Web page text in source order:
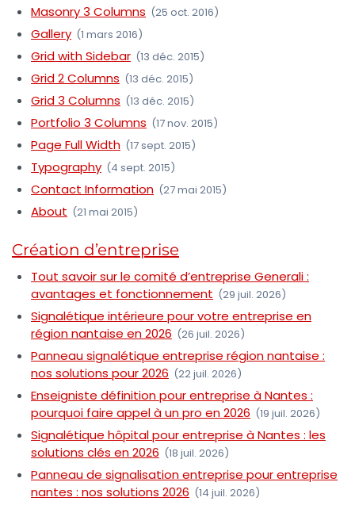
Masonry 3 Columns (25 oct. 2016)
Gallery (1 mars 2016)
Grid with Sidebar (13 déc. 2015)
Grid 2 Columns (13 déc. 2015)
Grid 3 Columns (13 déc. 2015)
Portfolio 3 Columns (17 nov. 2015)
Page Full Width (17 sept. 2015)
Typography (4 sept. 2015)
Contact Information (27 mai 2015)
About (21 mai 2015)
Création d’entreprise
Tout savoir sur le comité d’entreprise Generali :
avantages et fonctionnement (29 juil. 2026)
Signalétique intérieure pour votre entreprise en
région nantaise en 2026 (26 juil. 2026)
Panneau signalétique entreprise région nantaise :
nos solutions pour 2026 (22 juil. 2026)
Enseigniste définition pour entreprise à Nantes :
pourquoi faire appel à un pro en 2026 (19 juil. 2026)
Signalétique hôpital pour entreprise à Nantes : les
solutions clés en 2026 (18 juil. 2026)
Panneau de signalisation entreprise pour entreprise
nantes : nos solutions 2026 (14 juil. 2026)